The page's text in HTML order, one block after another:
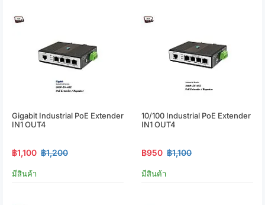
Gigabit Industrial PoE Extender
IN1 OUT4
฿1,100 ฿1,200
มีสินค้า
10/100 Industrial PoE Extender
IN1 OUT4
฿950 ฿1,100
มีสินค้า